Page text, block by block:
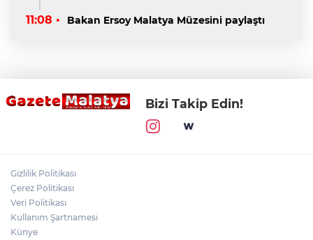
11:08 • Bakan Ersoy Malatya Müzesini paylaştı
Bizi Takip Edin!
Gizlilik Politikası
Çerez Politikası
Veri Politikası
Kullanım Şartnamesi
Künye